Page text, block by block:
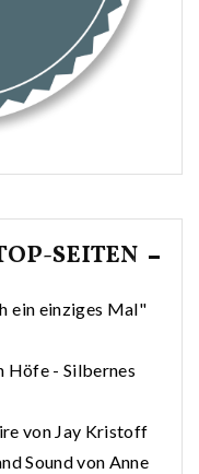
SEITEN
ein einziges Mal"
Höfe - Silbernes
von Jay Kristoff
Sound von Anne